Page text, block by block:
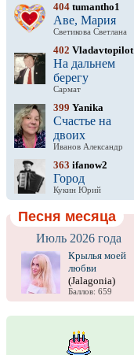
404 tumantho1
Аве, Мария
Светикова Светлана
402 Vladavtopilot
На дальнем
берегу
Сармат
399 Yanika
Счастье на
двоих
Иванов Александр
363 ifanow2
Город
Кукин Юрий
Песня месяца
Июль 2026 года
Крылья моей
любви
(Jalagonia)
Баллов: 659